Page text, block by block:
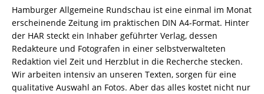
Hamburger Allgemeine Rundschau ist eine einmal im Monat
erscheinende Zeitung im praktischen DIN A4-Format. Hinter
der HAR steckt ein Inhaber geführter Verlag, dessen
Redakteure und Fotografen in einer selbstverwalteten
Redaktion viel Zeit und Herzblut in die Recherche stecken.
Wir arbeiten intensiv an unseren Texten, sorgen für eine
qualitative Auswahl an Fotos. Aber das alles kostet nicht nur